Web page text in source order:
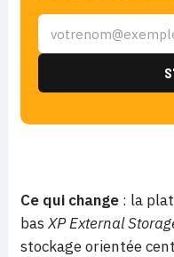
Ce qui change : la
basXP External
stockage orientée